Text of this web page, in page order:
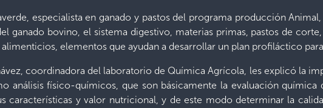
especialista en ganado y pastos del programa producción
ganado bovino, el sistema digestivo, materias primas, pastos de
elementos que ayudan a desarrollar un plan profiláctico
coordinadora del laboratorio de Química Agrícola, les explicó la
análisis físico-químicos, que son básicamente la evaluación
características y valor nutricional, y de este modo determinar la